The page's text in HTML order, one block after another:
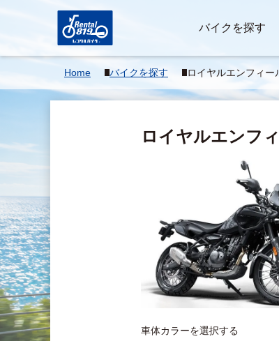
バイクを探す
Home バイクを探す ロイヤルエンフィ
ロイヤルエンフ
車体カラーを選択する